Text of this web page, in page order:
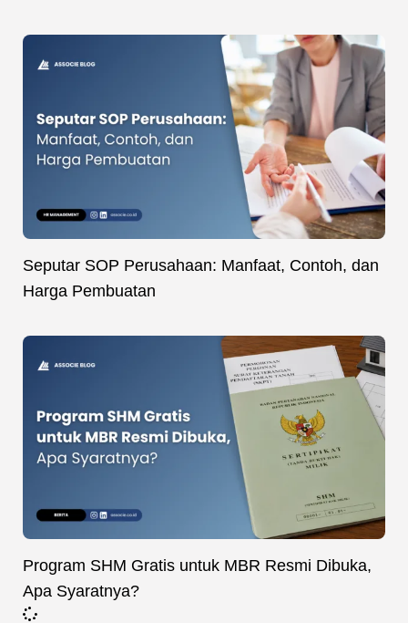
Seputar SOP Perusahaan: Manfaat, Contoh, dan
Harga Pembuatan
Program SHM Gratis untuk MBR Resmi Dibuka,
Apa Syaratnya?